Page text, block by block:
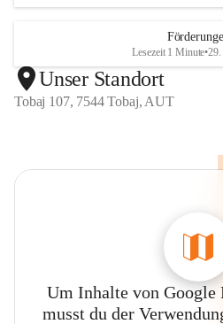
Lesezeit 1 Minute•
Unser Standort
Tobaj 107, 7544 Tobaj, AUT
Um Inhalte von Google
musst du der